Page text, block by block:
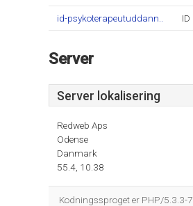
id-psykoterapeutuddann..
Server
Server lokalisering
Redweb Aps
Odense
Danmark
55.4, 10.38
Kodningssproget er PHP/5.3.3-